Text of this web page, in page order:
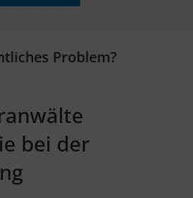
Problem?
bei der